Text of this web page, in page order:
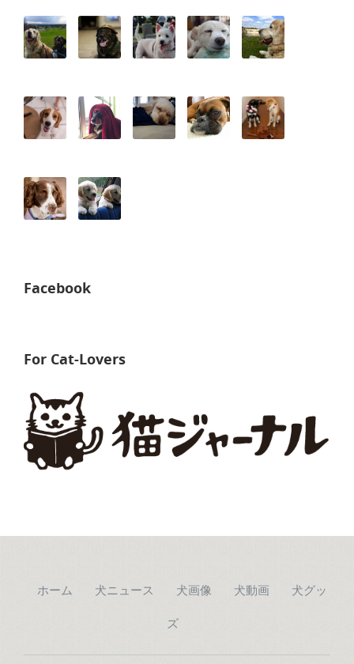
Facebook
For Cat-Lovers
ホーム 犬ニュース 犬画像 犬動画 犬グッ
ズ